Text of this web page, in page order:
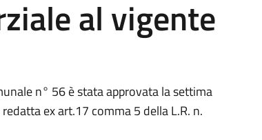
al vigente
n° 56 è stata approvata la settima
ex art.17 comma 5 della L.R. n.